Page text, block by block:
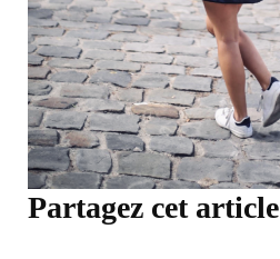
Partagez cet article